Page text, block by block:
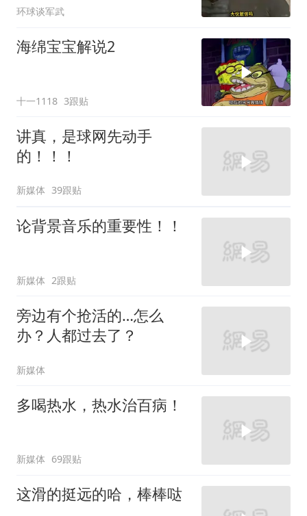
豪赌到底有多疯？
环球谈军武
海绵宝宝解说2
十一1118 3跟贴
讲真，是球网先动手
的！！！
新媒体 39跟贴
论背景音乐的重要性！！
新媒体 2跟贴
旁边有个抢活的…怎么
办？人都过去了？
新媒体
多喝热水，热水治百病！
新媒体 69跟贴
这滑的挺远的哈，棒棒哒